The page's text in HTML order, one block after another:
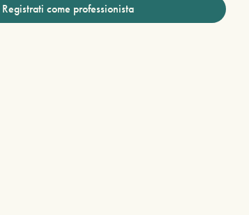
Registrati come professionista